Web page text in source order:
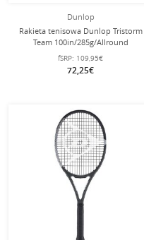
Dunlop
Rakieta tenisowa Dunlop Tristorm
Team 100in/285g/Allround
zielona/szara/czarna - naciągnięta -
fSRP: 109,95€
72,25€